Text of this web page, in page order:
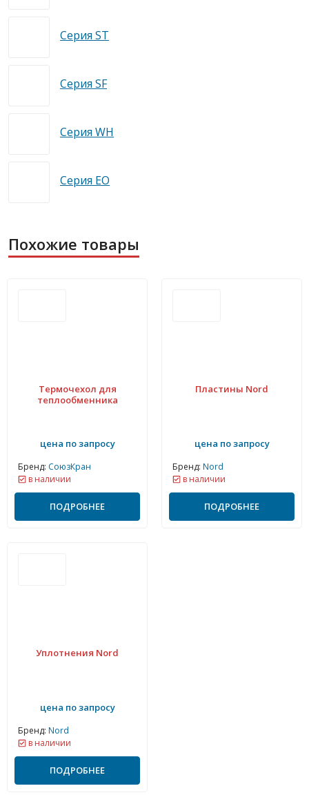
Серия ST
Серия SF
Серия WH
Серия EO
Похожие товары
Термочехол для
теплообменника
цена по запросу
Бренд: СоюзКран
в наличии
ПОДРОБНЕЕ
Пластины Nord
цена по запросу
Бренд: Nord
в наличии
ПОДРОБНЕЕ
Уплотнения Nord
цена по запросу
Бренд: Nord
в наличии
ПОДРОБНЕЕ